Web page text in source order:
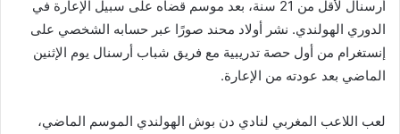
أرسنال لأقل من 21 سنة، بعد موسم قضاه على سبيل الإعارة في
الدوري الهولندي. نشر أولاد محند صورًا عبر حسابه الشخصي على
إنستغرام من أول حصة تدريبية مع فريق شباب أرسنال يوم الإثنين
الماضي بعد عودته من الإعارة.
لعب اللاعب المغربي لنادي دن بوش الهولندي الموسم الماضي،